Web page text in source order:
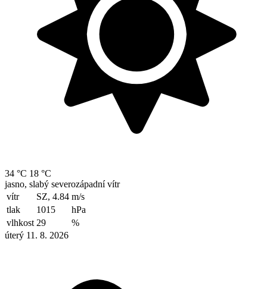
34 °C 18 °C
jasno, slabý severozápadní vítr
vítr
SZ, 4.84 m/s
tlak
1015
hPa
vlhkost 29
%
úterý 11. 8. 2026